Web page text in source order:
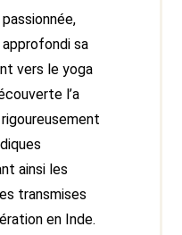
sa
vers le yoga
l’a
ainsi les
transmises
en Inde.